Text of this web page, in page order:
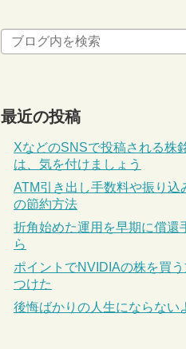
最近の投稿
XなどのSNSで投稿される株
は、気を付けましょう
ATM引き出し手数料や振り込
の節約方法
折角始めた運用を早期に償還
ら
ポイントでNVIDIAの株を買
つけた
後悔ばかりの人生にならない